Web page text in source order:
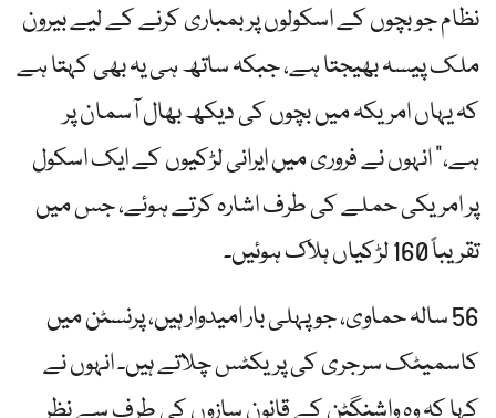
نظام جو بچوں کے اسکولوں پر بمباری کرنے کے لیے بیرون
ملک پیسہ بھیجتا ہے، جبکہ ساتھ ہی یہ بھی کہتا ہے
کہ یہاں امریکہ میں بچوں کی دیکھ بھال آسمان پر
ہے،” انہوں نے فروری میں ایرانی لڑکیوں کے ایک اسکول
پر امریکی حملے کی طرف اشارہ کرتے ہوئے، جس میں
تقریباً 160 لڑکیاں ہلاک ہوئیں۔
56 سالہ حماوی، جو پہلی بار امیدوار ہیں، پرنسٹن میں
کاسمیٹک سرجری کی پریکٹس چلاتے ہیں۔ انہوں نے